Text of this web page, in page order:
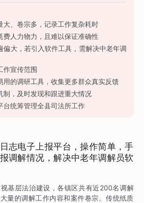
大、卷宗多，记录工作复杂耗时
费人力物力，且难以保证准确性
偏大，若引入软件工具，需解决中老年调
作宣传范围
用的调研工具，收集更多群众真实反馈
制，及时发现和跟进重大情况
台统筹管理全县司法所工作
志电子上报平台，操作简单，手
调解情况，解决中老年调解员软
基层法治建设，各镇区共有近200名调解
量的调解工作内容和案件卷宗。传统纸质